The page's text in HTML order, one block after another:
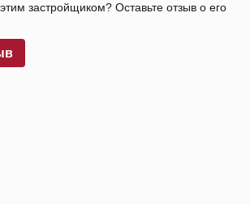
застройщиком? Оставьте отзыв о его